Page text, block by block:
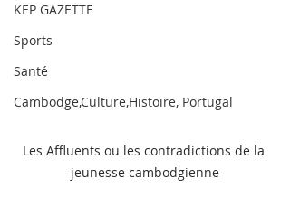
KEP GAZETTE
Sports
Santé
Cambodge,Culture,Histoire, Portugal
Les Affluents ou les contradictions de la
jeunesse cambodgienne